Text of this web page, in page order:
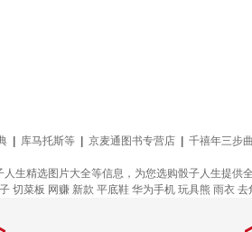
库马托斯等 京麦通图书专营店 千禧年三步曲
生精选图片大全等信息，为您选购骰子人生提供
切菜板 网赚 新款 平底鞋 华为手机 玩具熊 雨衣 去